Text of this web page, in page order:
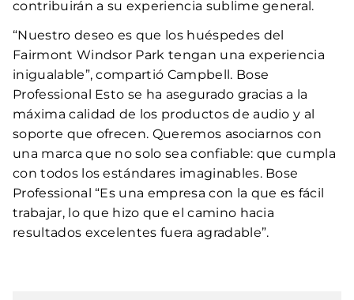
contribuirán a su experiencia sublime general.
“Nuestro deseo es que los huéspedes del
Fairmont Windsor Park tengan una experiencia
inigualable”, compartió Campbell. Bose
Professional Esto se ha asegurado gracias a la
máxima calidad de los productos de audio y al
soporte que ofrecen. Queremos asociarnos con
una marca que no solo sea confiable: que cumpla
con todos los estándares imaginables. Bose
Professional “Es una empresa con la que es fácil
trabajar, lo que hizo que el camino hacia
resultados excelentes fuera agradable”.